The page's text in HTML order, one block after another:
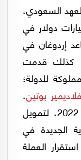
السعودي،
محمد بن سلمان، 5 مليارات دولار في
إردوغان في
كذلك قدمت
للدولة؛
فلاديمير بوتين،
مبلغاً مماثلاً، في تموز/يوليو 2022، لتمويل
الجديدة في
العملة